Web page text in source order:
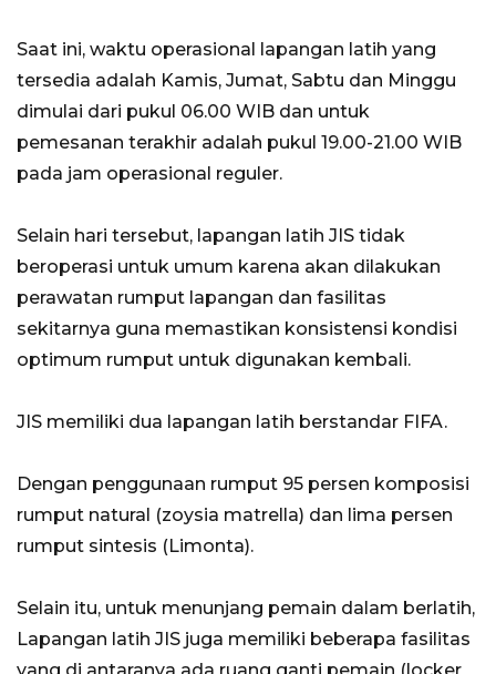
Saat ini, waktu operasional lapangan latih yang
tersedia adalah Kamis, Jumat, Sabtu dan Minggu
dimulai dari pukul 06.00 WIB dan untuk
pemesanan terakhir adalah pukul 19.00-21.00 WIB
pada jam operasional reguler.
Selain hari tersebut, lapangan latih JIS tidak
beroperasi untuk umum karena akan dilakukan
perawatan rumput lapangan dan fasilitas
sekitarnya guna memastikan konsistensi kondisi
optimum rumput untuk digunakan kembali.
JIS memiliki dua lapangan latih berstandar FIFA.
Dengan penggunaan rumput 95 persen komposisi
rumput natural (zoysia matrella) dan lima persen
rumput sintesis (Limonta).
Selain itu, untuk menunjang pemain dalam berlatih,
Lapangan latih JIS juga memiliki beberapa fasilitas